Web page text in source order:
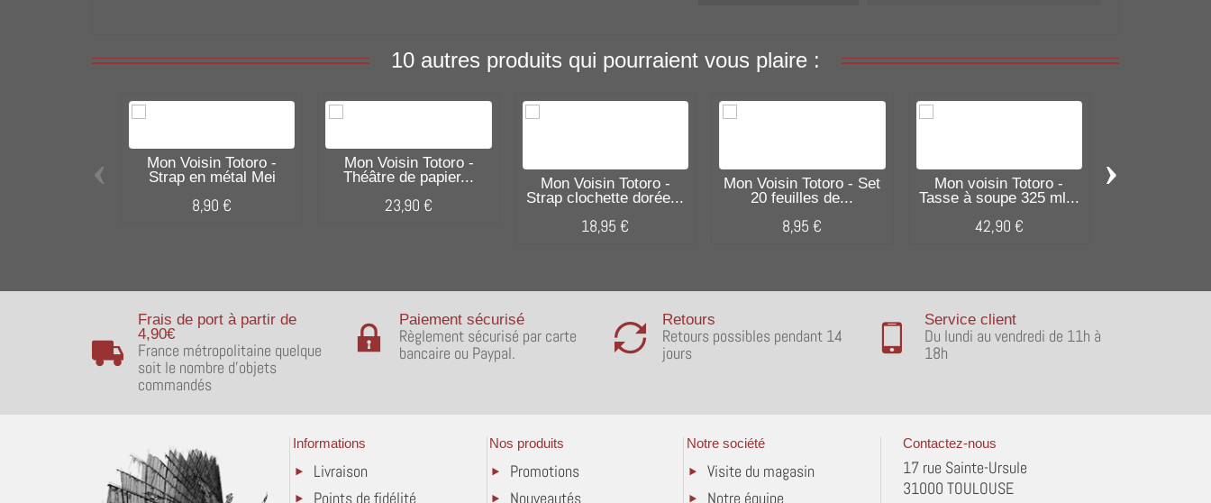
10 autres produits qui pourraient vous plaire :
Mon Voisin Totoro -
Strap en métal Mei
8,90 €
Mon Voisin Totoro -
Théâtre de papier...
23,90 €
Mon Voisin Totoro -
Strap clochette dorée...
18,95 €
Mon Voisin Totoro - Set
20 feuilles de...
8,95 €
Mon voisin Totoro -
Tasse à soupe 325 ml...
42,90 €
‹ ›
Frais de port à partir de
4,90€
France métropolitaine quelque
soit le nombre d'objets
commandés
Paiement sécurisé
Règlement sécurisé par carte
bancaire ou Paypal.
Retours
Retours possibles pendant 14
jours
Service client
Du lundi au vendredi de 11h à
18h
Informations
Livraison
Points de fidélité
Nos produits
Promotions
Nouveautés
Notre société
Visite du magasin
Notre équipe
Contactez-nous
17 rue Sainte-Ursule
31000 TOULOUSE